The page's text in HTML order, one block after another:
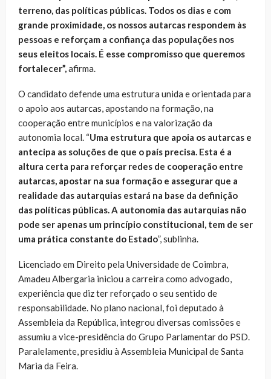
terreno, das políticas públicas. Todos os dias e com
grande proximidade, os nossos autarcas respondem às
pessoas e reforçam a confiança das populações nos
seus eleitos locais. É esse compromisso que queremos
fortalecer”,afirma.
O candidato defende uma estrutura unida e orientada para
o apoio aos autarcas, apostando na formação, na
cooperação entre municípios e na valorização da
autonomia local. “Uma estrutura que apoia os autarcas e
antecipa as soluções de que o país precisa. Esta é a
altura certa para reforçar redes de cooperação entre
autarcas, apostar na sua formação e assegurar que a
realidade das autarquias estará na base da definição
das políticas públicas. A autonomia das autarquias não
pode ser apenas um princípio constitucional, tem de ser
uma prática constante do Estado”, sublinha.
Licenciado em Direito pela Universidade de Coimbra,
Amadeu Albergaria iniciou a carreira como advogado,
experiência que diz ter reforçado o seu sentido de
responsabilidade. No plano nacional, foi deputado à
Assembleia da República, integrou diversas comissões e
assumiu a vice-presidência do Grupo Parlamentar do PSD.
Paralelamente, presidiu à Assembleia Municipal de Santa
Maria da Feira.